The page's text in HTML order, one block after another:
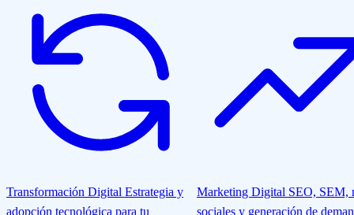
Transformación Digital Estrategia y
adopción tecnológica para tu
Marketing Digital SEO, SEM,
sociales y generación de